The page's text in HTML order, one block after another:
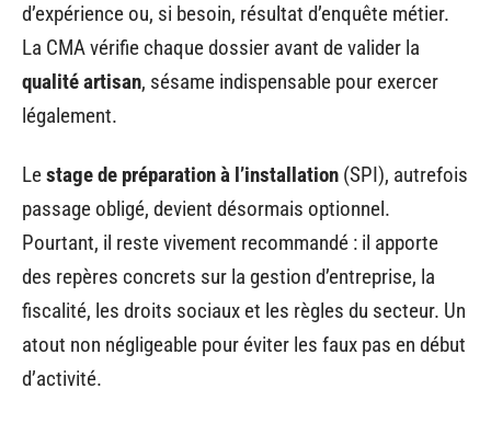
d’expérience ou, si besoin, résultat d’enquête métier.
La CMA vérifie chaque dossier avant de valider la
qualité artisan, sésame indispensable pour exercer
légalement.
Lestage de préparation à l’installation (SPI), autrefois
passage obligé, devient désormais optionnel.
Pourtant, il reste vivement recommandé : il apporte
des repères concrets sur la gestion d’entreprise, la
fiscalité, les droits sociaux et les règles du secteur. Un
atout non négligeable pour éviter les faux pas en début
d’activité.